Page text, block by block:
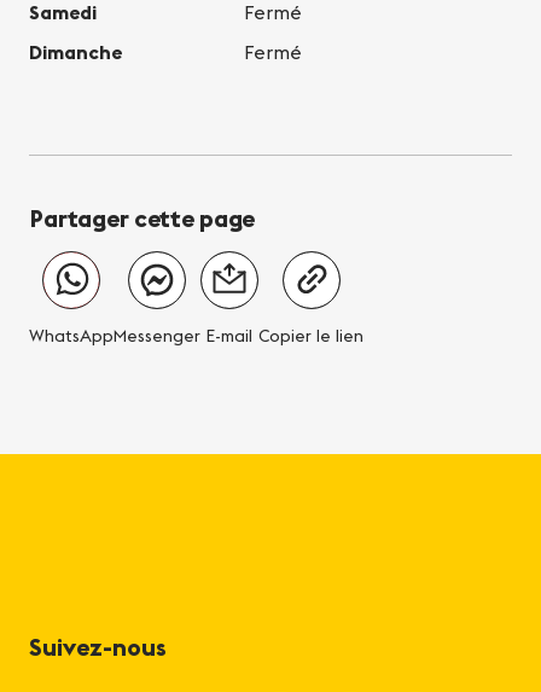
Samedi
Fermé
Dimanche
Fermé
Partager cette page
WhatsAppMessenger E-mail Copier le lien
Suivez-nous